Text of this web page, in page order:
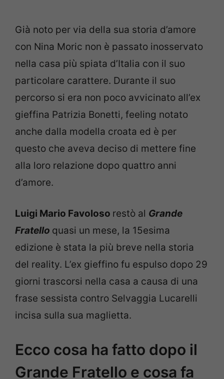
Già noto per via della sua storia d’amore
con Nina Moric non è passato inosservato
nella casa più spiata d’Italia con il suo
particolare carattere. Durante il suo
percorso si era non poco avvicinato all’ex
gieffina Patrizia Bonetti, feeling notato
anche dalla modella croata ed è per
questo che aveva deciso di mettere fine
alla loro relazione dopo quattro anni
d’amore.
Luigi Mario Favoloso restò al Grande
Fratello quasi un mese, la 15esima
edizione è stata la più breve nella storia
del reality. L’ex gieffino fu espulso dopo 29
giorni trascorsi nella casa a causa di una
frase sessista contro Selvaggia Lucarelli
incisa sulla sua maglietta.
Ecco cosa ha fatto dopo il
Grande Fratello e cosa fa